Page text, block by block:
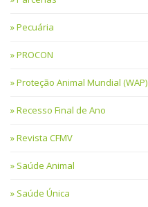
Pecuária
PROCON
Proteção Animal Mundial (WAP)
Recesso Final de Ano
Revista CFMV
Saúde Animal
Saúde Única